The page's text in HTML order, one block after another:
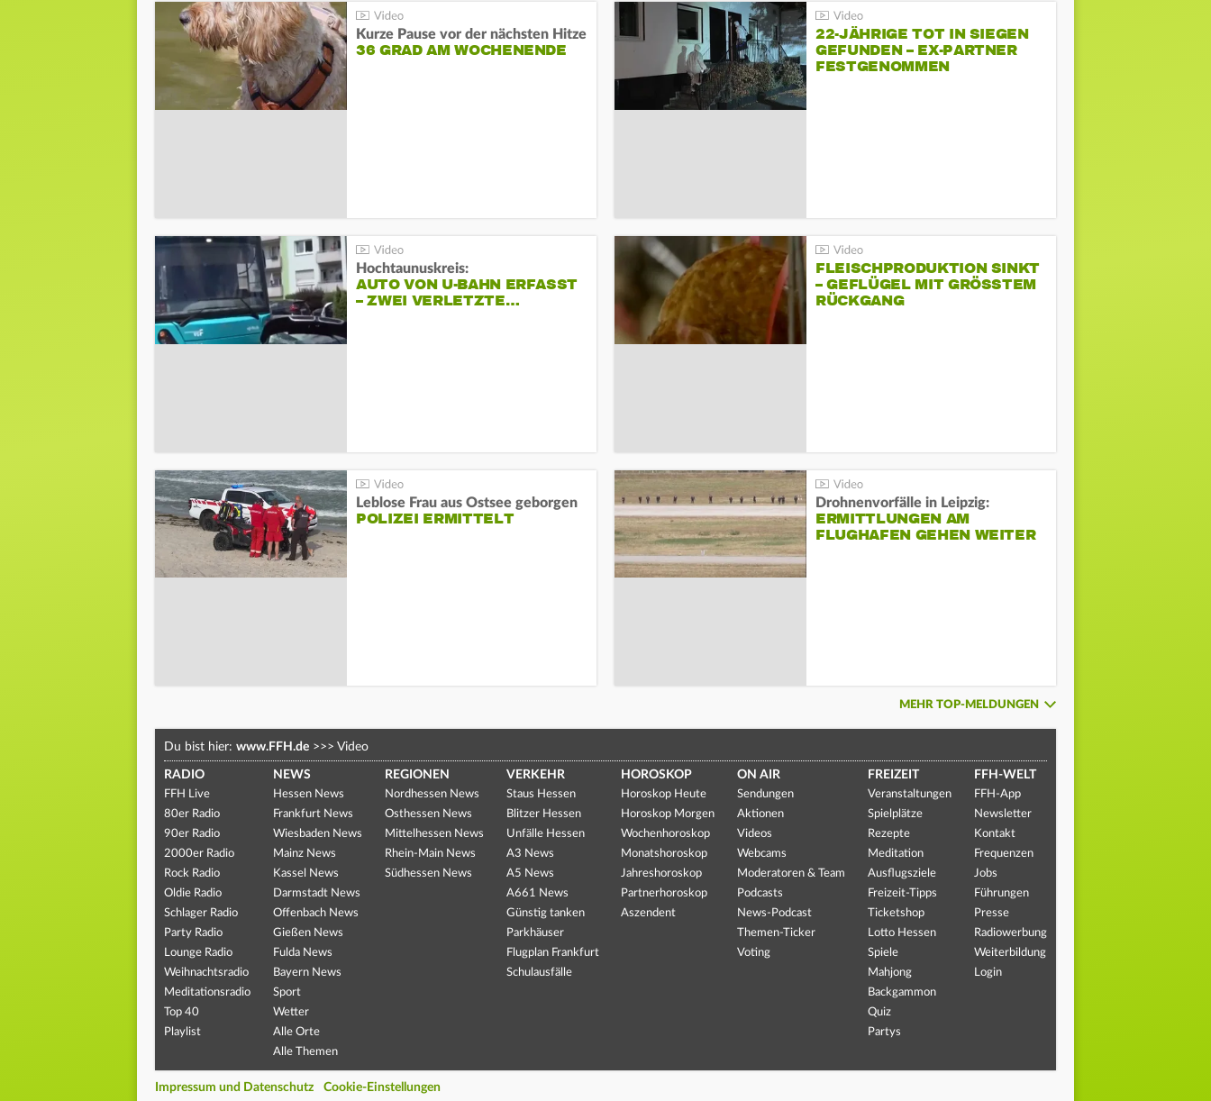
Kurze Pause vor der nächsten Hitze
36 GRAD AM WOCHENENDE
22-JÄHRIGE TOT IN SIEGEN
GEFUNDEN – EX-PARTNER
FESTGENOMMEN
Hochtaunuskreis:
AUTO VON U-BAHN ERFASST
– ZWEI VERLETZTE…
FLEISCHPRODUKTION SINKT
– GEFLÜGEL MIT GRÖSSTEM R
ÜCKGANG
Leblose Frau aus Ostsee geborgen
POLIZEI ERMITTELT
Drohnenvorfälle in Leipzig:
ERMITTLUNGEN AM
FLUGHAFEN GEHEN WEITER
MEHR TOP-MELDUNGEN
Du bist hier: www.FFH.de >>> Video
RADIO
FFH Live
80er Radio
90er Radio
2000er Radio
Rock Radio
Oldie Radio
Schlager Radio
Party Radio
Lounge Radio
Weihnachtsradio
Meditationsradio
Top 40
Playlist
NEWS
Hessen News
Frankfurt News
Wiesbaden News
Mainz News
Kassel News
Darmstadt News
Offenbach News
Gießen News
Fulda News
Bayern News
Sport
Wetter
Alle Orte
Alle Themen
REGIONEN
Nordhessen News
Osthessen News
Mittelhessen News
Rhein-Main News
Südhessen News
VERKEHR
Staus Hessen
Blitzer Hessen
Unfälle Hessen
A3 News
A5 News
A661 News
Günstig tanken
Parkhäuser
Flugplan Frankfurt
Schulausfälle
HOROSKOP
Horoskop Heute
Horoskop Morgen
Wochenhoroskop
Monatshoroskop
Jahreshoroskop
Partnerhoroskop
Aszendent
ON AIR
Sendungen
Aktionen
Videos
Webcams
Moderatoren & Team
Podcasts
News-Podcast
Themen-Ticker
Voting
FREIZEIT
Veranstaltungen
Spielplätze
Rezepte
Meditation
Ausflugsziele
Freizeit-Tipps
Ticketshop
Lotto Hessen
Spiele
Mahjong
Backgammon
Quiz
Partys
FFH-WELT
FFH-App
Newsletter
Kontakt
Frequenzen
Jobs
Führungen
Presse
Radiowerbung
Weiterbildung
Login
Impressum und Datenschutz Cookie-Einstellungen